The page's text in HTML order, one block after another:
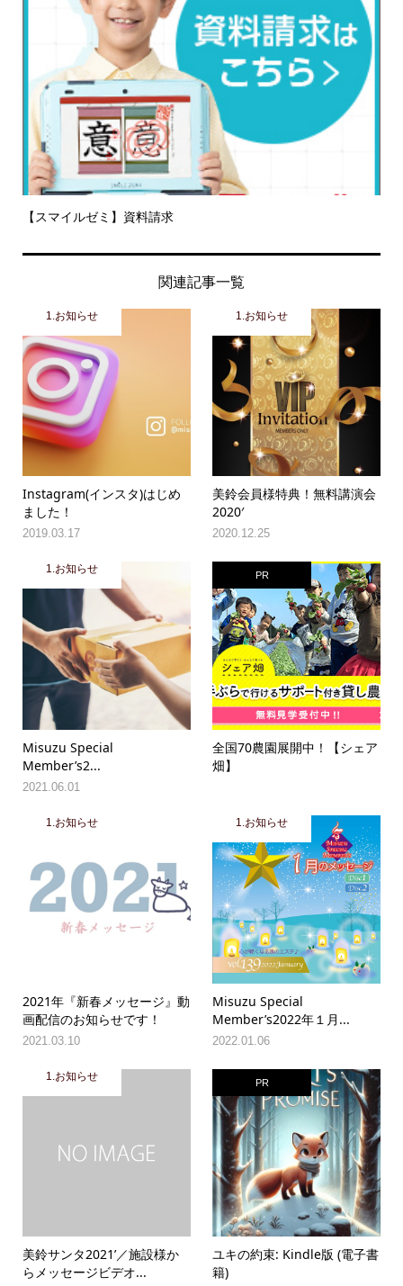
【スマイルゼミ】資料請求
関連記事一覧
1.お知らせ
Instagram(インスタ)はじめ
ました！
2019.03.17
1.お知らせ
美鈴会員様特典！無料講演会
2020′
2020.12.25
1.お知らせ
Misuzu Special
Member’s2...
2021.06.01
PR
全国70農園展開中！【シェア
畑】
1.お知らせ
2021年『新春メッセージ』動
画配信のお知らせです！
2021.03.10
1.お知らせ
Misuzu Special
Member’s2022年１月...
2022.01.06
1.お知らせ
美鈴サンタ2021’／施設様か
らメッセージビデオ...
PR
ユキの約束: Kindle版 (電子書
籍)